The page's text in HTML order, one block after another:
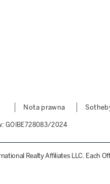
Nota prawna
GOIBE728083/2024
Realty Affiliates LLC. Each